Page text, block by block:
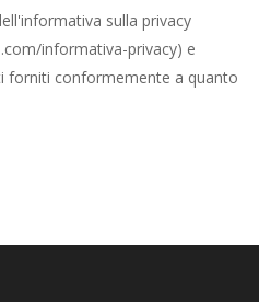
sulla privacy
informativa-privacy) e
forniti conformemente a quanto